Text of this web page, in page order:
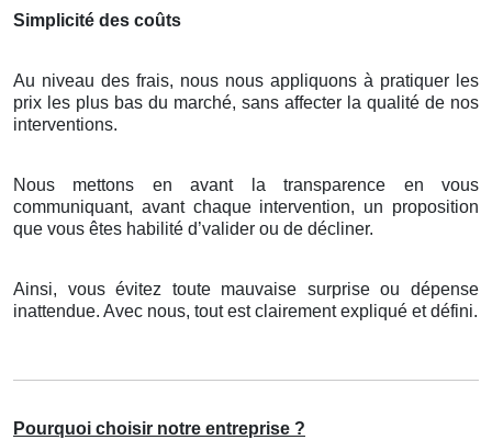
Simplicité des coûts
Au niveau des frais, nous nous appliquons à pratiquer les
prix les plus bas du marché, sans affecter la qualité de nos
interventions.
Nous mettons en avant la transparence en vous
communiquant, avant chaque intervention, un proposition
que vous êtes habilité d’valider ou de décliner.
Ainsi, vous évitez toute mauvaise surprise ou dépense
inattendue. Avec nous, tout est clairement expliqué et défini.
Pourquoi choisir notre entreprise ?